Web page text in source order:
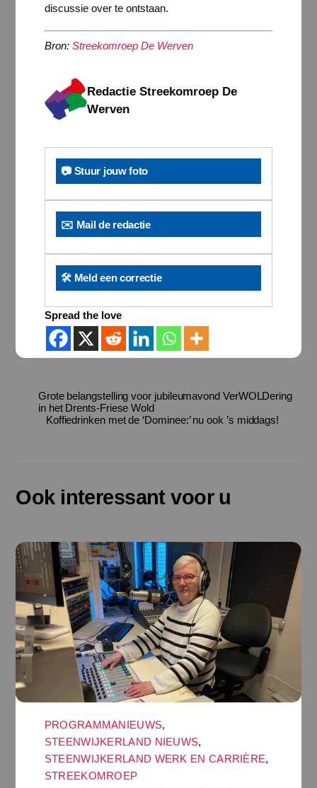
discussie over te ontstaan.
Bron: Streekomroep De Werven
Redactie Streekomroep De
Werven
📷 Stuur jouw foto
✉️ Mail de redactie
🛠️ Meld een correctie
Spread the love
Grote belangstelling voor jubileumavond VerWOLDering
in het Drents-Friese Wold
Koffiedrinken met de ‘Dominee:’ nu ook ’s middags!
Ook interessant voor u
PROGRAMMANIEUWS,
STEENWIJKERLAND NIEUWS,
STEENWIJKERLAND WERK EN CARRIÈRE,
STREEKOMROEP